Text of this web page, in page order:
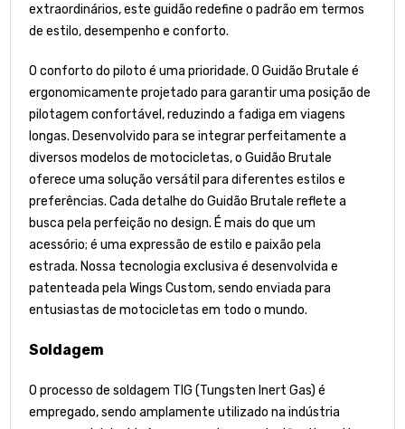
extraordinários, este guidão redefine o padrão em termos
de estilo, desempenho e conforto.
O conforto do piloto é uma prioridade. O Guidão Brutale é
ergonomicamente projetado para garantir uma posição de
pilotagem confortável, reduzindo a fadiga em viagens
longas. Desenvolvido para se integrar perfeitamente a
diversos modelos de motocicletas, o Guidão Brutale
oferece uma solução versátil para diferentes estilos e
preferências. Cada detalhe do Guidão Brutale reflete a
busca pela perfeição no design. É mais do que um
acessório; é uma expressão de estilo e paixão pela
estrada. Nossa tecnologia exclusiva é desenvolvida e
patenteada pela Wings Custom, sendo enviada para
entusiastas de motocicletas em todo o mundo.
Soldagem
O processo de soldagem TIG (Tungsten Inert Gas) é
empregado, sendo amplamente utilizado na indústria